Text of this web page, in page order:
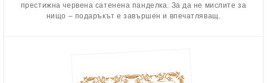
престижна червена сатенена панделка. За да не мислите за
нищо – подаръкът е завършен и впечатляващ.